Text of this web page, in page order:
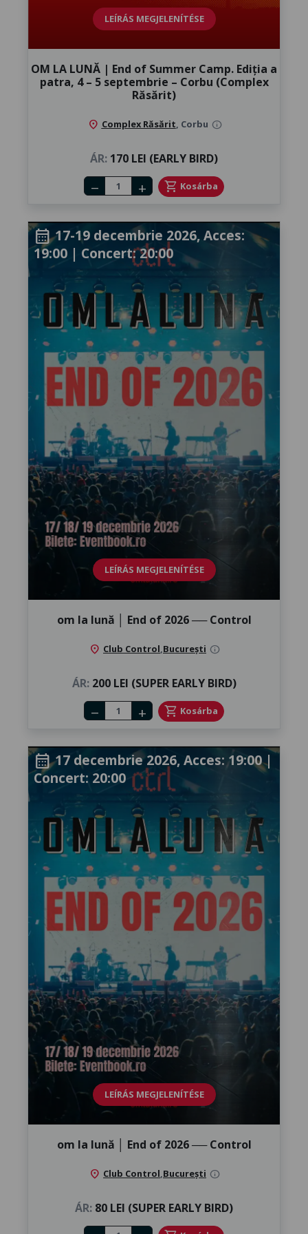
LEÍRÁS MEGJELENÍTÉSE
OM LA LUNĂ | End of Summer Camp. Ediția a
patra, 4 – 5 septembrie – Corbu (Complex
Răsărit)
location_on Complex Răsărit, Corbu info
ÁR: 170 LEI (EARLY BIRD)
Number of tickets
remove add shopping_cart Kosárba
calendar_month17-19 decembrie 2026, Acces:
19:00 | Concert: 20:00
LEÍRÁS MEGJELENÍTÉSE
om la lună │ ​End of 2026 ── Control
location_on Club Control,București info
ÁR:200 LEI (SUPER EARLY BIRD)
Number of tickets
remove add shopping_cart Kosárba
calendar_month17 decembrie 2026, Acces: 19:00 |
Concert: 20:00
LEÍRÁS MEGJELENÍTÉSE
om la lună │ ​End of 2026 ── Control
location_on Club Control,București info
ÁR: 80 LEI (SUPER EARLY BIRD)